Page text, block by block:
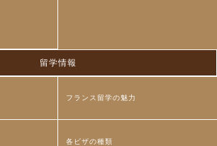
留学情報
フランス留学の魅力
各ビザの種類